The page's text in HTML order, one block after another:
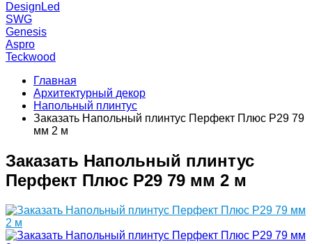
DesignLed
SWG
Genesis
Aspro
Teckwood
Главная
Архитектурный декор
Напольный плинтус
Заказать Напольный плинтус Перфект Плюс P29 79
мм 2 м
Заказать Напольный плинтус
Перфект Плюс P29 79 мм 2 м